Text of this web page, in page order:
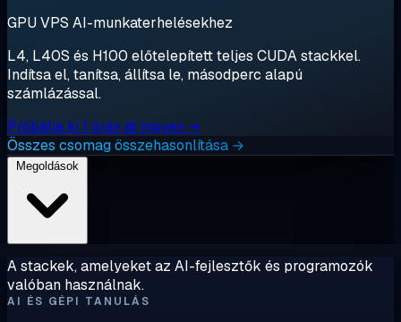
GPU VPS AI-munkaterhelésekhez
L4, L40S és H100 előtelepített teljes CUDA stackkel.
Indítsa el, tanítsa, állítsa le, másodperc alapú
számlázással.
Próbálja ki 1 órán át ingyen →
Összes csomag összehasonlítása →
A stackek, amelyeket az AI-fejlesztők és programozók
valóban használnak.
AI ÉS GÉPI TANULÁS